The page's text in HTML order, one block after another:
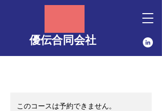
優伝合同会社
このコースは予約できません。